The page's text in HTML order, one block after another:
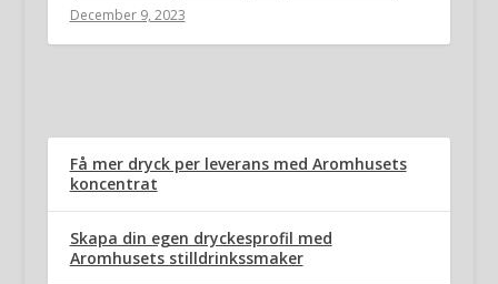
December 9, 2023
Få mer dryck per leverans med Aromhusets
koncentrat
Skapa din egen dryckesprofil med
Aromhusets stilldrinkssmaker